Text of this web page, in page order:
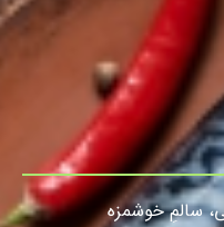
سالمِ خوشمزه